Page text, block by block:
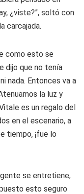
¿viste?”, soltó con
carcajada.
como esto se
dijo que no tenía
nada. Entonces va a
la luz y
es un regalo del
en el escenario, a
tiempo, ¡fue lo
se entretiene,
esto seguro